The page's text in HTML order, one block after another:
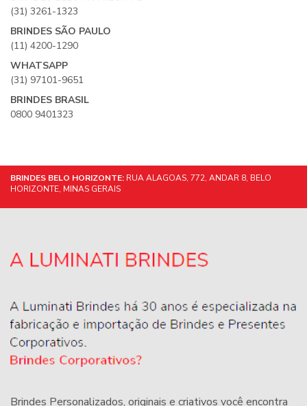
(31) 3261-1323
BRINDES SÃO PAULO
(11) 4200-1290
WHATSAPP
(31) 97101-9651
BRINDES BRASIL
0800 9401323
BRINDES BELO HORIZONTE: RUA ALAGOAS, 772, ANDAR 8, BELO
HORIZONTE, MINAS GERAIS
Brindes Personalizados, originais e criativos você encontra